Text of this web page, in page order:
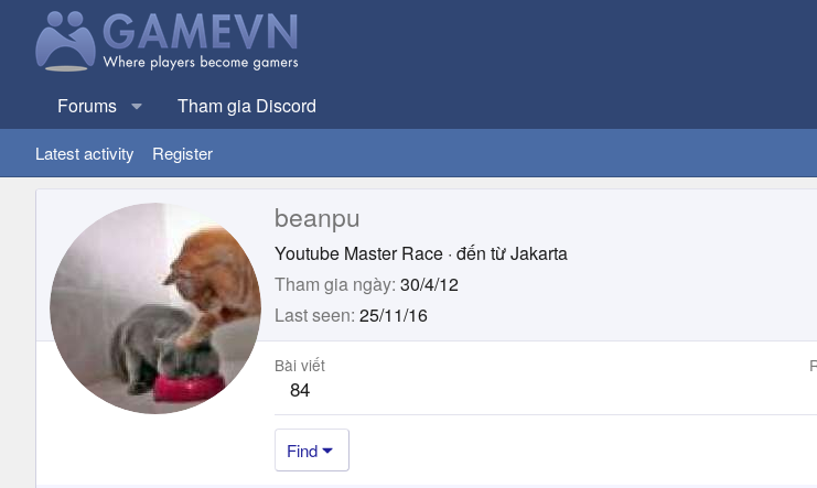
Forums Tham gia Discord
Latest activity Register
beanpu
Youtube Master Race · đến từJakarta
Tham gia ngày 30/4/12
Last seen 25/11/16
Bài viết
84
Find